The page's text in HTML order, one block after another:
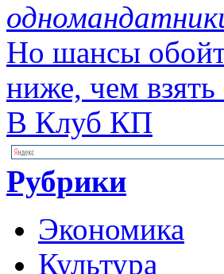
Но шансы
ниже, чем
В Клуб КП
Рубрики
Экономика
Культура